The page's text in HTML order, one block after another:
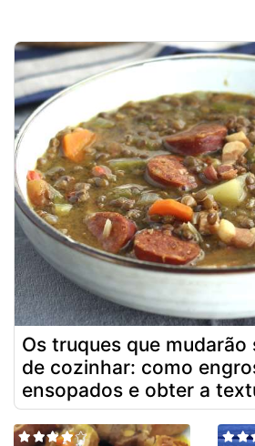
Os truques que mudarão
de cozinhar: como
ensopados e obter a